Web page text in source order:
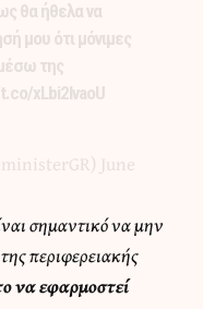
θα ήθελα να
μου ότι μόνιμες
της
xLbi2IvaoU
June
σημαντικό να μην
περιφερειακής
να εφαρμοστεί